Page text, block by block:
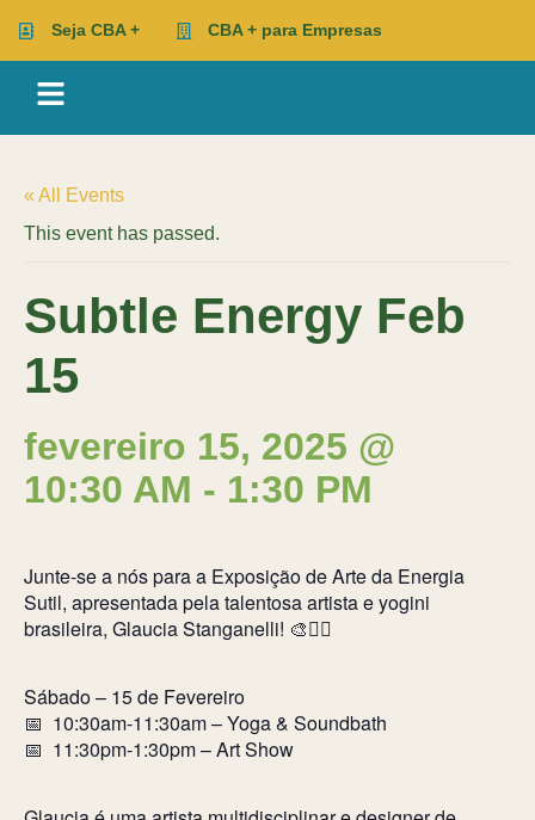
Seja CBA + CBA + para Empresas
« All Events
This event has passed.
Subtle Energy Feb
15
fevereiro 15, 2025 @
10:30 AM - 1:30 PM
Junte-se a nós para a Exposição de Arte da Energia
Sutil, apresentada pela talentosa artista e yogini
brasileira, Glaucia Stanganelli! 🎨🧘‍♀️
Sábado – 15 de Fevereiro
📅 10:30am-11:30am – Yoga & Soundbath
📅 11:30pm-1:30pm – Art Show